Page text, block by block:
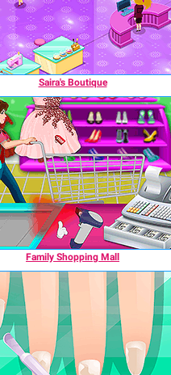
Saira's Boutique
Family Shopping Mall